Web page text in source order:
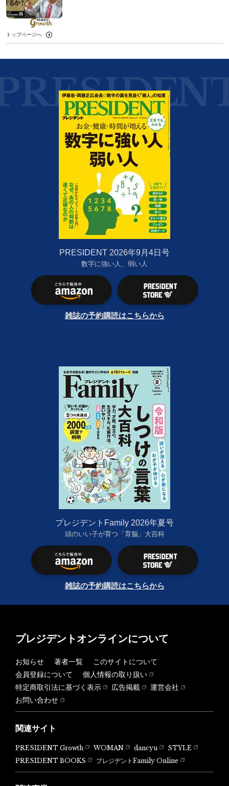
トップページへ
PRESIDENT 2026年9月4日号
数字に強い人、弱い人
雑誌の予約購読はこちらから
プレジデントFamily 2026年夏号
頭のいい子が育つ「育脳」大百科
雑誌の予約購読はこちらから
プレジデントオンラインについて
お知らせ 著者一覧
このサイトについて
会員登録について
個人情報の取り扱い
特定商取引法に基づく表示
広告掲載
運営会社
お問い合わせ
関連サイト
PRESIDENT Growth WOMAN dancyu
STYLE
PRESIDENT BOOKS
プレジデントFamily Online